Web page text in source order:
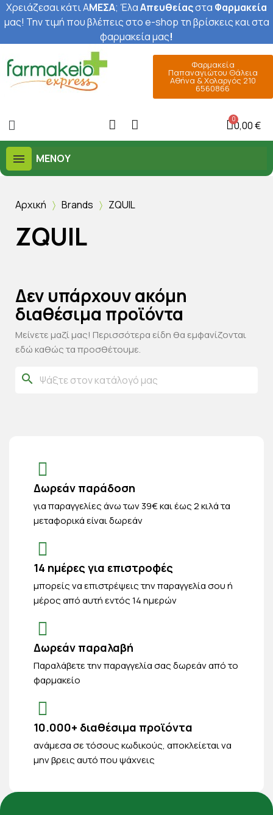
Χρειάζεσαι κάτι ΑΜΕΣΑ; ΈλαΑπευθείαςστα Φαρμακεία
μας! Την τιμή που βλέπεις στο e-shop τη βρίσκεις και στα
φαρμακεία μας!
Φαρμακεία
Παπαναγιώτου Θάλεια
Αθήνα & Χολαργός 210
6560866
0,00 €
ΜΕΝΟΎ
Αρχική Brands ZQUIL
ZQUIL
Δεν υπάρχουν ακόμη
διαθέσιμα προϊόντα
Μείνετε μαζί μας! Περισσότερα είδη θα εμφανίζονται
εδώ καθώς τα προσθέτουμε.
search
Δωρεάν παράδοση
για παραγγελίες άνω των 39€ και έως 2 κιλά τα
μεταφορικά είναι δωρεάν
14 ημέρες για επιστροφές
μπορείς να επιστρέψεις την παραγγελία σου ή
μέρος από αυτή εντός 14 ημερών
Δωρεάν παραλαβή
Παραλάβετε την παραγγελία σας δωρεάν από το
φαρμακείο
10.000+ διαθέσιμα προϊόντα
ανάμεσα σε τόσους κωδικούς, αποκλείεται να
μην βρεις αυτό που ψάχνεις